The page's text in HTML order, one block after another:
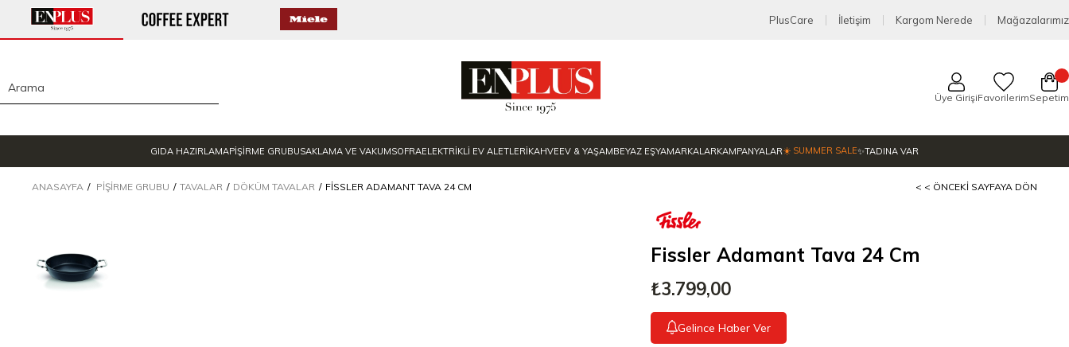
PlusCare İletişim Kargom Nerede Mağazalarımız
Üye GirişiFavorilerimSepetim
GIDA HAZIRLAMAPİŞİRME GRUBUSAKLAMA VE VAKUMSOFRAELEKTRİKLİ EV ALETLERİKAHVEEV & YAŞAMBEYAZ EŞYAMARKALARKAMPANYALAR☀️ SUMMER SALE✨TADINA VAR
ANASAYFA PIŞIRME GRUBU TAVALAR DÖKÜM TAVALAR FISSLER ADAMANT TAVA 24 CM < < ÖNCEKI SAYFAYA DÖN
Fissler Adamant Tava 24 Cm
₺3.799,00
Gelince Haber Ver